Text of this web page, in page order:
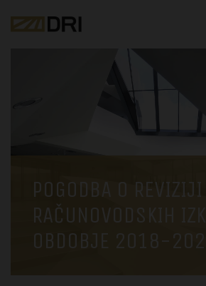
POGODBA O REVIZIJI
RAČUNOVODSKIH
OBDOBJE 2018-2021